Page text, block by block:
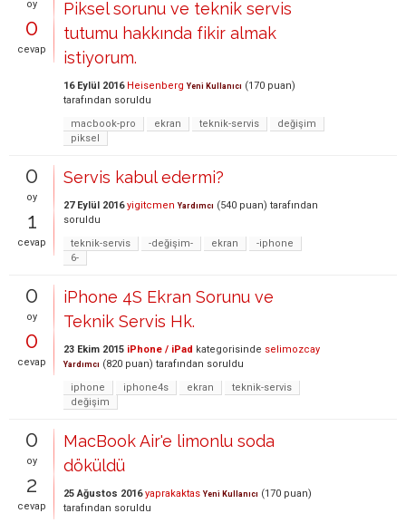
oy
0
cevap
Piksel sorunu ve teknik servis
tutumu hakkında fikir almak
istiyorum.
16 Eylül 2016 Heisenberg Yeni Kullanıcı (170 puan)
tarafından soruldu
macbook-pro
ekran teknik-servis
değişim
piksel
0
oy
1
cevap
Servis kabul edermi?
27 Eylül 2016 yigitcmen Yardımcı (540 puan) tarafından
soruldu
teknik-servis
-değişim- ekran
-iphone
6-
0
oy
0
cevap
iPhone 4S Ekran Sorunu ve
Teknik Servis Hk.
23 Ekim 2015 iPhone / iPad kategorisinde selimozcay
Yardımcı (820 puan) tarafından soruldu
iphone
iphone4s ekran
teknik-servis
değişim
0
oy
2
cevap
MacBook Air'e limonlu soda
döküldü
25 Ağustos 2016 yaprakaktas Yeni Kullanıcı (170 puan)
tarafından soruldu